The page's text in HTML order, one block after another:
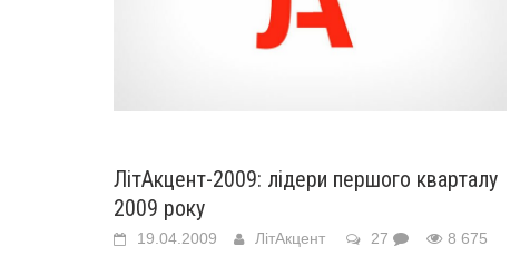
ЛітАкцент-2009: лідери першого кварталу
2009 року
19.04.2009 ЛітАкцент 27 8 675